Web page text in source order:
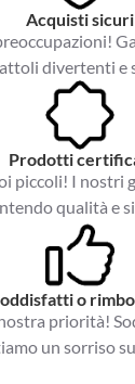
Acquisti sicuri
divertenti e
Prodotti
piccoli! I nostri
qualità e
o
priorità!
un sorriso